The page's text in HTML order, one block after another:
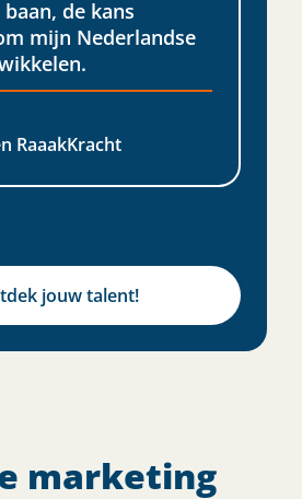
de kans
mijn Nederlandse
RaaakKracht
jouw talent!
marketing